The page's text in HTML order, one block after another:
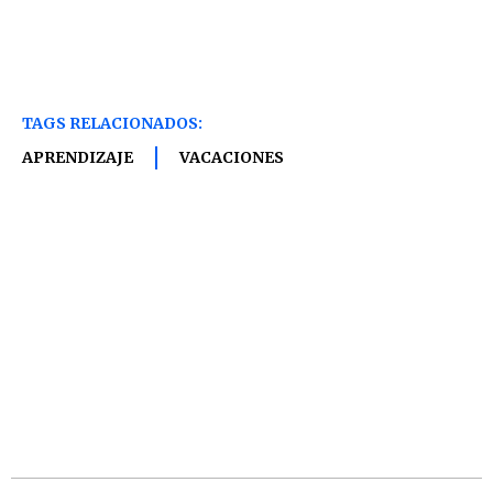
TAGS RELACIONADOS:
APRENDIZAJE
VACACIONES